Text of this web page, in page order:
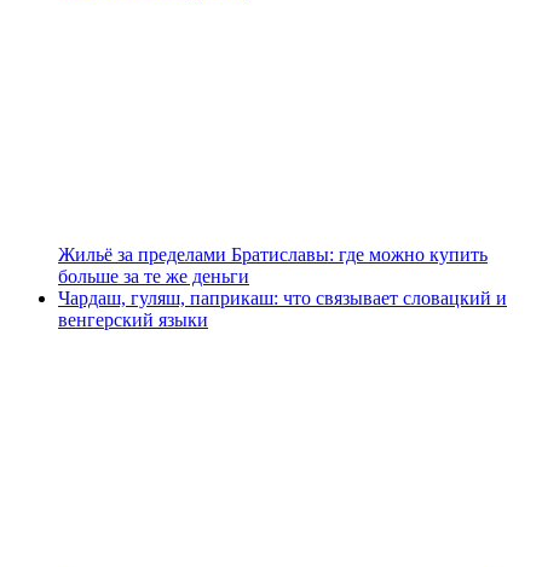
Жильё за пределами Братиславы: где можно купить
больше за те же деньги
Чардаш, гуляш, паприкаш: что связывает словацкий и
венгерский языки